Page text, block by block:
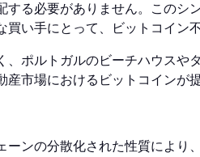
する必要がありません。このシ
い手にとって、ビットコイン
、ポルトガルのビーチハウスや
市場におけるビットコインが
ーンの分散化された性質により